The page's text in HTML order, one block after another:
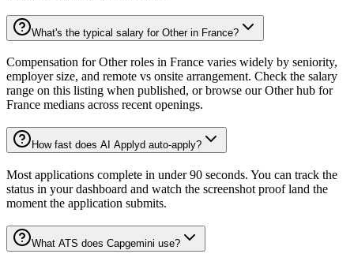
What's the typical salary for Other in France?
Compensation for Other roles in France varies widely by seniority,
employer size, and remote vs onsite arrangement. Check the salary
range on this listing when published, or browse our Other hub for
France medians across recent openings.
How fast does AI Applyd auto-apply?
Most applications complete in under 90 seconds. You can track the
status in your dashboard and watch the screenshot proof land the
moment the application submits.
What ATS does Capgemini use?